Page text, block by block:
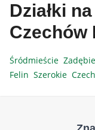
Działki
Czechów
Śródmieście Zadębie
Felin Szerokie